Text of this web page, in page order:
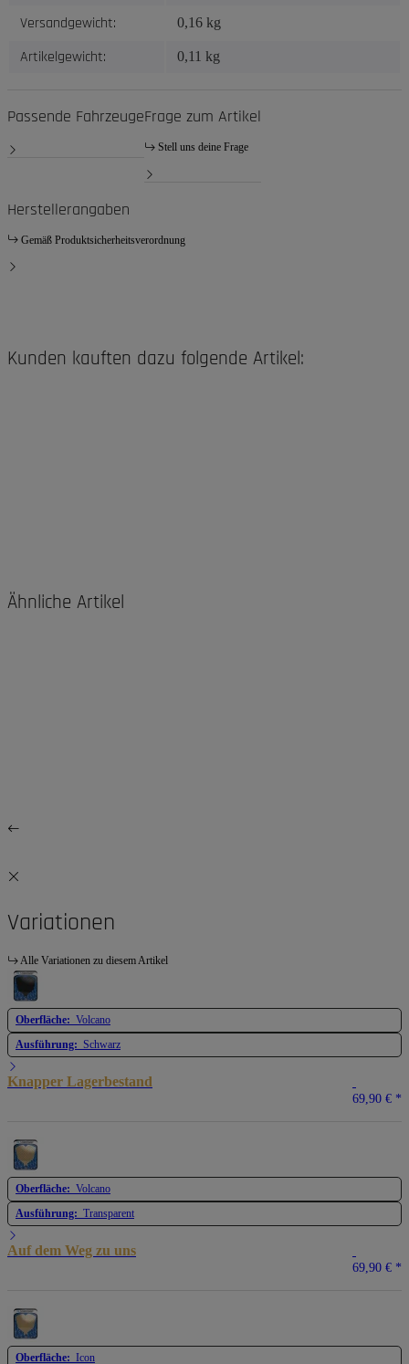
Versandgewicht: 0,16 kg
Artikelgewicht: 0,11 kg
Passende FahrzeugeFrage zum Artikel
Stell uns deine Frage
Herstellerangaben
Gemäß Produktsicherheitsverordnung
Kunden kauften dazu folgende Artikel:
Ähnliche Artikel
Variationen
Alle Variationen zu diesem Artikel
Oberfläche: Volcano
Ausführung: Schwarz
Knapper Lagerbestand
69,90 € *
Oberfläche: Volcano
Ausführung: Transparent
Auf dem Weg zu uns
69,90 € *
Oberfläche: Icon